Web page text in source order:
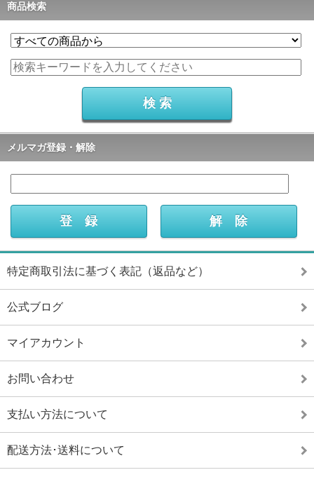
商品検索
メルマガ登録・解除
特定商取引法に基づく表記（返品など）
公式ブログ
マイアカウント
お問い合わせ
支払い方法について
配送方法･送料について